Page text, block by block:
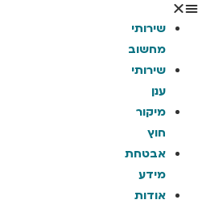
שירותי
מחשוב
שירותי
ענן
מיקור
חוץ
אבטחת
מידע
אודות